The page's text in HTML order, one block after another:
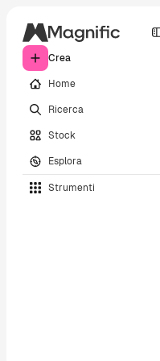
Crea
Home
Ricerca
Stock
Esplora
Strumenti